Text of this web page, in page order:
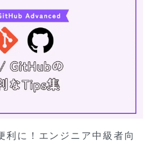
に！エンジニア中級者向